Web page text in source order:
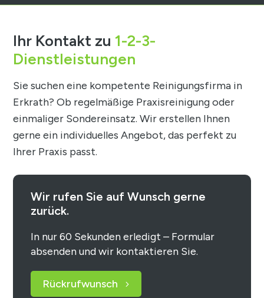
Ihr Kontakt zu 1-2-3-
Dienstleistungen
Sie suchen eine kompetente Reinigungsfirma in
Erkrath? Ob regelmäßige Praxisreinigung oder
einmaliger Sondereinsatz. Wir erstellen Ihnen
gerne ein individuelles Angebot, das perfekt zu
Ihrer Praxis passt.
Wir rufen Sie auf Wunsch gerne
zurück.
In nur 60 Sekunden erledigt – Formular
absenden und wir kontaktieren Sie.
Rückrufwunsch